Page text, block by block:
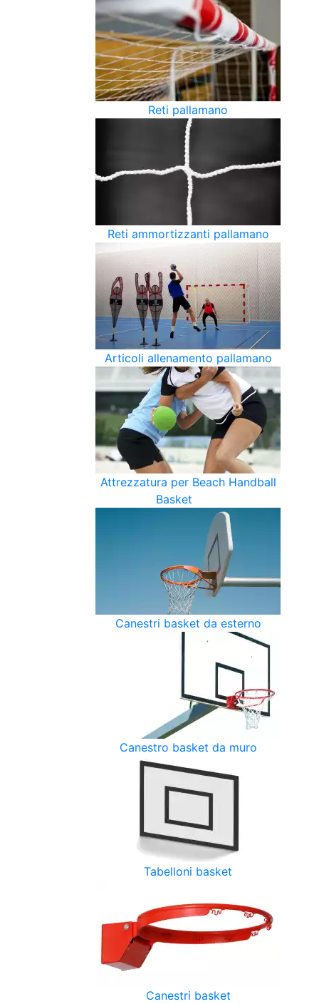
Reti pallamano
Reti ammortizzanti pallamano
Articoli allenamento pallamano
Attrezzatura per Beach Handball
Basket
Canestri basket da esterno
Canestro basket da muro
Tabelloni basket
Canestri basket